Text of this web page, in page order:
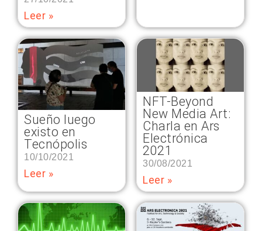
Leer »
Sueño luego
existo en
Tecnópolis
10/10/2021
Leer »
NFT-Beyond
New Media Art:
Charla en Ars
Electrónica
2021
30/08/2021
Leer »